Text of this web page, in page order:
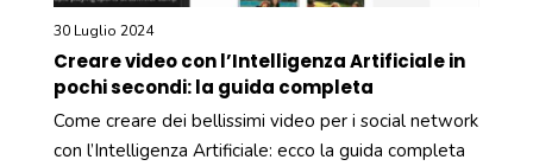
30 Luglio 2024
Creare video con l’Intelligenza Artificiale in
pochi secondi: la guida completa
Come creare dei bellissimi video per i social network
con l’Intelligenza Artificiale: ecco la guida completa